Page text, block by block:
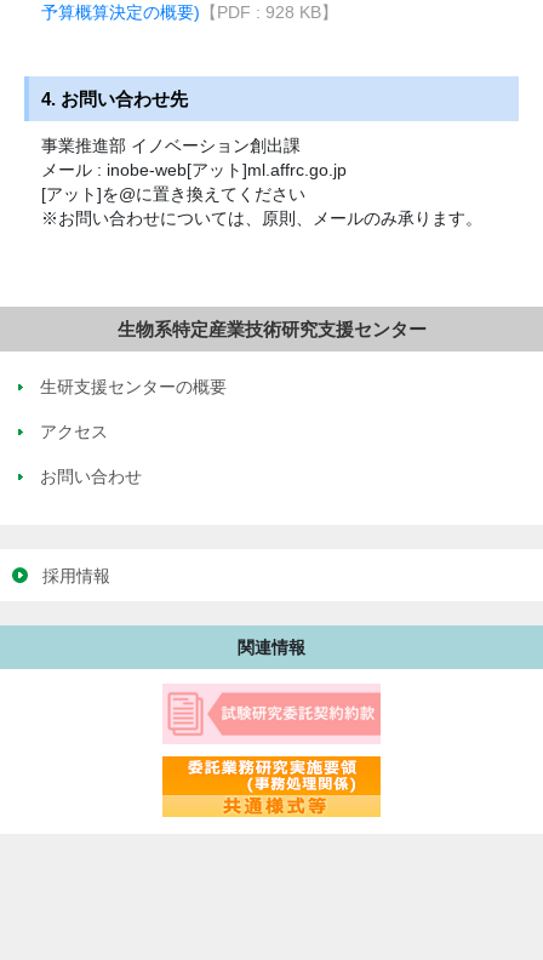
予算概算決定の概要) 【PDF : 928 KB】
4. お問い合わせ先
事業推進部 イノベーション創出課
メール : inobe-web[アット]ml.affrc.go.jp
[アット]を@に置き換えてください
※お問い合わせについては、原則、メールのみ承ります。
生物系特定産業技術研究支援センター
生研支援センターの概要
アクセス
お問い合わせ
採用情報
関連情報